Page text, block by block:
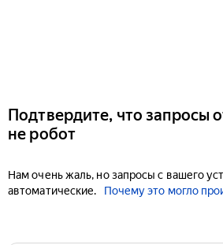
Подтвердите, что запросы
не робот
Нам очень жаль, но запросы с вашего
автоматические.
Почему это могло